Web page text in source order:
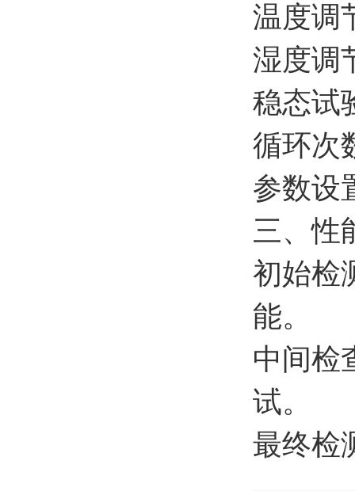
温度调
湿度调
稳态试
循环次
参数设
三、性
初始检
能。
中间检
试。
最终检